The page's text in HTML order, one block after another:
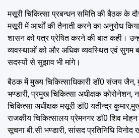
मसूरी चिकित्सा प्रबन्धन समिति की बैठक के
मसूरी में आर्थों की तैनाती करने का अनुरोध
शासन को पत्र प्रेषित करने की बात कही।
व्यवस्थाओं को और अधिक व्यवस्थित एवं सुगम
सदस्यों से सुझाव भी मांगे।
बैठक में मुख्य चिकित्साधिकारी डॉ0 संजय जैन,
भण्डारी, प्रमुख चिकित्सा अधीक्षक कोरोनेशन,
चिकित्सा अधीक्षक मसूरी डॉ0 यतीन्द्र
राजकीय चिकित्सालय प्रेमनगर डॉ0 शिव
सूचना बी.सी भण्डारी, सांसद प्रतिनिधि